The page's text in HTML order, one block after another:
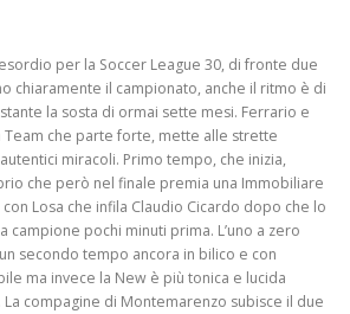
per la Soccer League 30, di fronte due
chiaramente il campionato, anche il ritmo è di
la sosta di ormai sette mesi. Ferrario e
Team che parte forte, mette alle strette
miracoli. Primo tempo, che inizia,
che però nel finale premia una Immobiliare
Losa che infila Claudio Cicardo dopo che lo
campione pochi minuti prima. L’uno a zero
secondo tempo ancora in bilico e con
ma invece la New è più tonica e lucida
compagine di Montemarenzo subisce il due